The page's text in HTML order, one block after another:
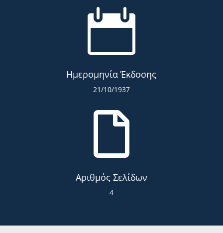

Ημερομηνία Έκδοσης
21/10/1937

Αριθμός Σελίδων
4